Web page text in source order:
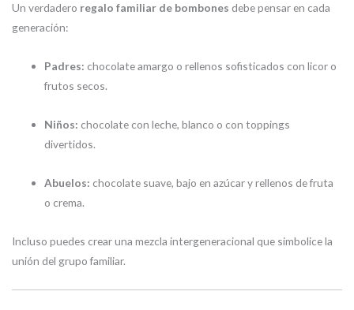
Un verdadero regalo familiar de bombones debe pensar en cada
generación:
Padres: chocolate amargo o rellenos sofisticados con licor o
frutos secos.
Niños: chocolate con leche, blanco o con toppings
divertidos.
Abuelos: chocolate suave, bajo en azúcar y rellenos de fruta
o crema.
Incluso puedes crear una mezcla intergeneracional que simbolice la
unión del grupo familiar.